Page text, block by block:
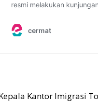
Kantor Imigrasi